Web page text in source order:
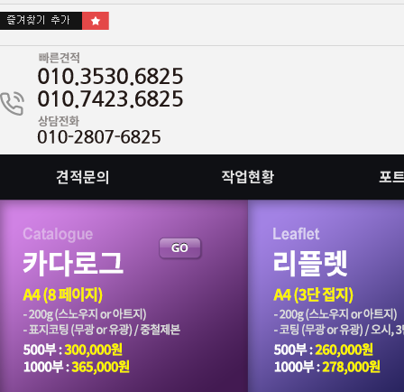
견적문의 작업현황 포